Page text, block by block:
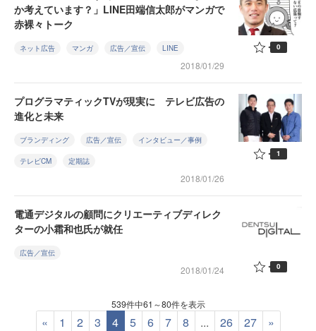
か考えています？」LINE田端信太郎がマンガで
赤裸々トーク
ネット広告 マンガ 広告／宣伝 LINE
2018/01/29
0
プログラマティックTVが現実に テレビ広告の
進化と未来
ブランディング 広告／宣伝 インタビュー／事例
テレビCM 定期誌
2018/01/26
1
電通デジタルの顧問にクリエーティブディレク
ターの小霜和也氏が就任
広告／宣伝
2018/01/24 0
539件中61～80件を表示
« 1 2 3 4 5 6 7 8 ... 26 27 »